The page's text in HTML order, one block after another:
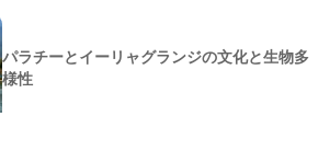
パラチーとイーリャグランジの文化と生物多
様性